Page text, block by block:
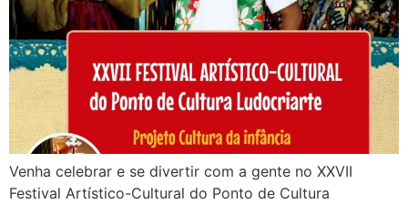
Venha celebrar e se divertir com a gente no XXVII
Festival Artístico-Cultural do Ponto de Cultura